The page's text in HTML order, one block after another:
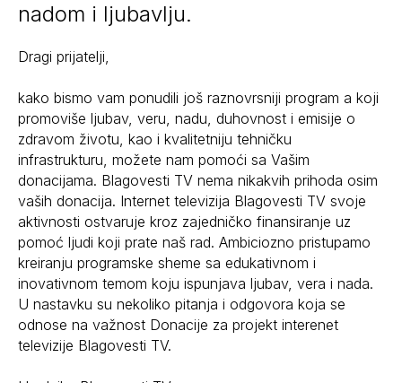
nadom i ljubavlju.
Dragi prijatelji,
kako bismo vam ponudili još raznovrsniji program a koji
promoviše ljubav, veru, nadu, duhovnost i emisije o
zdravom životu, kao i kvalitetniju tehničku
infrastrukturu, možete nam pomoći sa Vašim
donacijama. Blagovesti TV nema nikakvih prihoda osim
vaših donacija. Internet televizija Blagovesti TV svoje
aktivnosti ostvaruje kroz zajedničko finansiranje uz
pomoć ljudi koji prate naš rad. Ambiciozno pristupamo
kreiranju programske sheme sa edukativnom i
inovativnom temom koju ispunjava ljubav, vera i nada.
U nastavku su nekoliko pitanja i odgovora koja se
odnose na važnost Donacije za projekt interenet
televizije Blagovesti TV.